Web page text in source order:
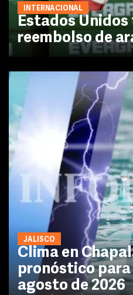
INTERNACIONAL
Estados
reembolso de
JALISCO
Clima en
pronóstico para
agosto de 2026